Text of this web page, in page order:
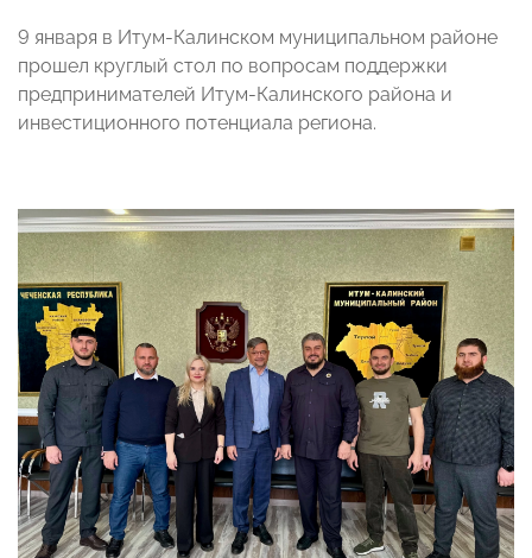
9 января в Итум-Калинском муниципальном районе
прошел круглый стол по вопросам поддержки
предпринимателей Итум-Калинского района и
инвестиционного потенциала региона.